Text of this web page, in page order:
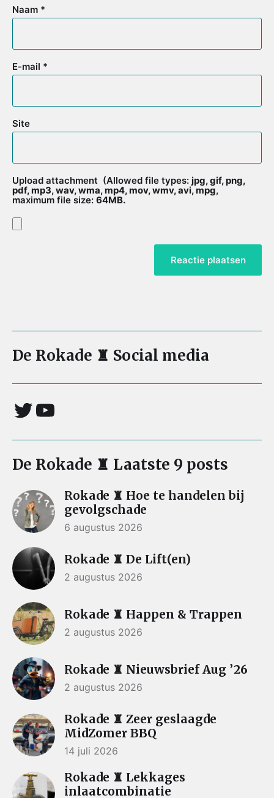
Naam *
E-mail *
Site
Upload attachment (Allowed file types: jpg, gif, png,
pdf, mp3, wav, wma, mp4, mov, wmv, avi, mpg,
maximum file size: 64MB.
De Rokade ♜ Social media
De Rokade ♜ Laatste 9 posts
Rokade ♜ Hoe te handelen bij
gevolgschade
6 augustus 2026
Rokade ♜ De Lift(en)
2 augustus 2026
Rokade ♜ Happen & Trappen
2 augustus 2026
Rokade ♜ Nieuwsbrief Aug ’26
2 augustus 2026
Rokade ♜ Zeer geslaagde
MidZomer BBQ
14 juli 2026
Rokade ♜ Lekkages
inlaatcombinatie